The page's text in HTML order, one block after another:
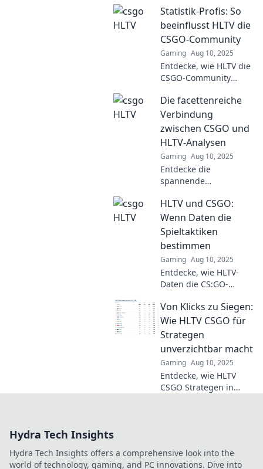
CSGO und erfahre, wie
sie das Spiel neu
definieren und die
Profiszene
beeinflussen!
Statistik-Profis: So
beeinflusst HLTV die
CSGO-Community
Gaming Aug 10, 2025
Entdecke, wie HLTV die
CSGO-Community
beeinflusst! Statistik-
Profis enthüllen
spannende Insights
und Trends.
Die facettenreiche
Verbindung
zwischen CSGO und
HLTV-Analysen
Gaming Aug 10, 2025
Entdecke die
spannende
CSGO und HLTV-
Analysen! Taktiken,
Statistiken und
Insights, die dein
Gameplay
revolutionieren
werden!
HLTV und CSGO:
Wenn Daten die
Spieltaktiken
bestimmen
Gaming Aug 10, 2025
Entdecke, wie HLTV-
Daten die CS:GO-
revolutionieren!
Strategien, Insights
und Tipps für den
ultimativen Gameplay-
Vorteil.
Von Klicks zu Siegen:
Wie HLTV CSGO für
Strategen
unverzichtbar macht
Gaming Aug 10, 2025
Entdecke, wie HLTV
CSGO Strategen in
Hydra Tech Insights
Hydra Tech Insights offers a comprehensive look into the
world of technology, gaming, and PC innovations. Dive into